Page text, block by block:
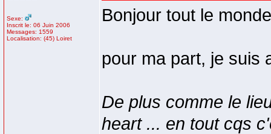
Sexe:
Inscrit le: 06 Juin 2006
Messages: 1559
Localisation: (45) Loiret
Bonjour tout le
pour ma part, je suis
De plus comme le
heart ... en tout cqs